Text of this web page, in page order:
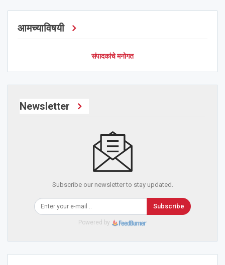
आमच्याविषयी
संपादकांचे मनोगत
Newsletter
Subscribe our newsletter to stay updated.
Subscribe
Powered by